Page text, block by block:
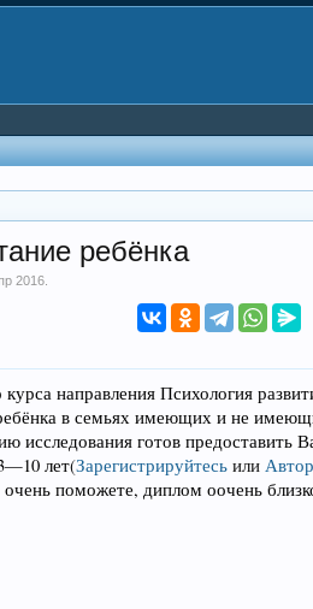
ребёнка
2016
курса направления Психология
в семьях имеющих и не
исследования готов
лет(Зарегистрируйтесь или
очень поможете, диплом оочень